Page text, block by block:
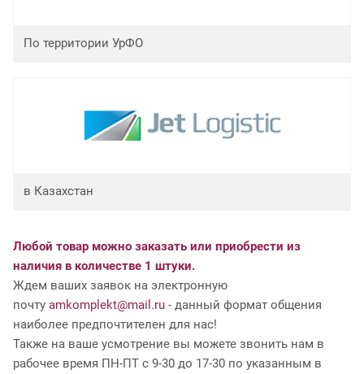
По территории УрФО
в Казахстан
Любой товар можно заказать или приобрести из
наличия в количестве 1 штуки.
Ждем ваших заявок на электронную
почту amkomplekt@mail.ru - данный формат общения
наиболее предпочтителен для нас!
Также на ваше усмотрение вы можете звонить нам в
рабочее время ПН-ПТ с 9-30 до 17-30 по указанным в